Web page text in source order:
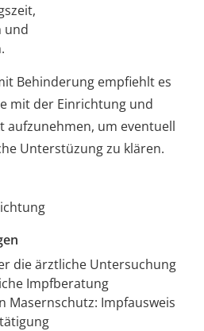
und
Behinderung empfiehlt es
mit der Einrichtung und
aufzunehmen, um eventuell
Unterstüzung zu klären.
die ärztliche Untersuchung
Impfberatung
Masernschutz: Impfausweis